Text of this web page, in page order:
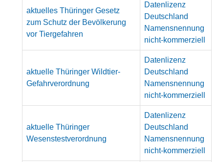
aktuelles Thüringer Gesetz
zum Schutz der Bevölkerung
vor Tiergefahren
Datenlizenz
Deutschland
Namensnennung
nicht-kommerziell
aktuelle Thüringer Wildtier-
Gefahrverordnung
Datenlizenz
Deutschland
Namensnennung
nicht-kommerziell
aktuelle Thüringer
Wesenstestverordnung
Datenlizenz
Deutschland
Namensnennung
nicht-kommerziell